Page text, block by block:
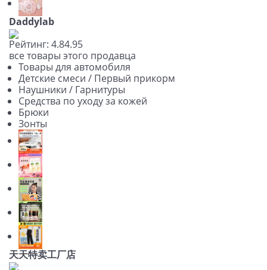
Daddylab
Рейтинг: 4.84.95
все товары этого продавца
Товары для автомобиля
Детские смеси / Первый прикорм
Наушники / Гарнитуры
Средства по уходу за кожей
Брюки
Зонты
天天特卖工厂店